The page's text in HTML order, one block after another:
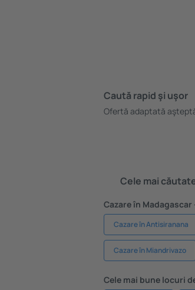
Caută rapid şi uşor
Ofertă adaptată
Cele mai
Cazare în
Cazare în Antisiranana
Cazare în Miandrivazo
Cele mai bune locuri